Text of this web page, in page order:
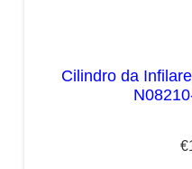
Cilindro da
€